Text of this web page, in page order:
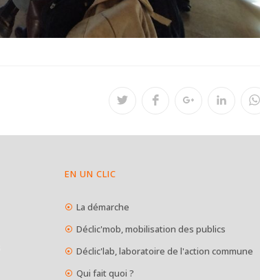
EN UN CLIC
La démarche
Déclic'mob, mobilisation des publics
Déclic'lab, laboratoire de l'action commune
Qui fait quoi ?